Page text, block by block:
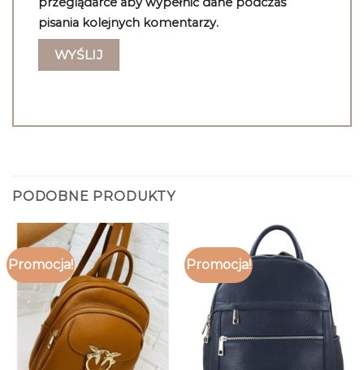
pisania kolejnych komentarzy.
PODOBNE PRODUKTY
Promocja! Promocja!